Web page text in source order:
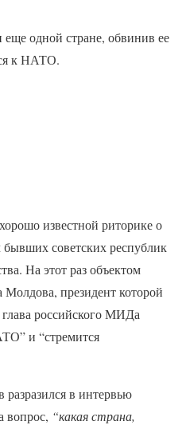
одной стране, обвинив ее
к НАТО.
известной риторике о
советских республик
На этот раз объектом
Молдова, президент которой
российского МИДа
и “стремится
в интервью
вопрос, “какая страна,